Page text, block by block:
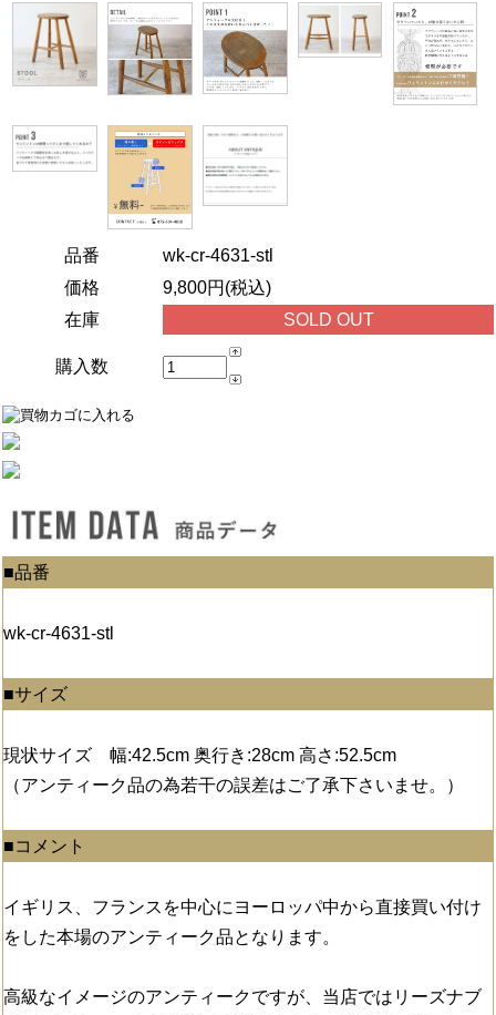
品番
wk-cr-4631-stl
価格
9,800円(税込)
在庫
SOLD OUT
購入数
■品番
wk-cr-4631-stl
■サイズ
現状サイズ 幅:42.5cm 奥行き:28cm 高さ:52.5cm
（アンティーク品の為若干の誤差はご了承下さいませ。）
■コメント
イギリス、フランスを中心にヨーロッパ中から直接買い付け
をした本場のアンティーク品となります。
高級なイメージのアンティークですが、当店ではリーズナブ